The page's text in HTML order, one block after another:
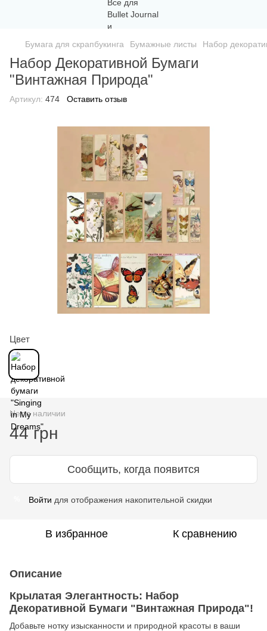
Бумага для скрапбукинга Бумажные листы Набор
Набор Декоративной Бумаги
"Винтажная Природа"
Артикул: 474 Оставить отзыв
Цвет
Нет в наличии
44 грн
Сообщить, когда появится
Войти для отображения накопительной скидки
В избранное К сравнению
Описание
Крылатая Элегантность: Набор
Декоративной Бумаги "Винтажная Природа"!
Добавьте нотку изысканности и природной красоты в ваши